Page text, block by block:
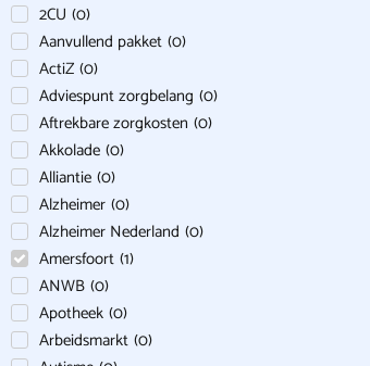
2CU (0)
Aanvullend pakket (0)
ActiZ (0)
Adviespunt zorgbelang (0)
Aftrekbare zorgkosten (0)
Akkolade (0)
Alliantie (0)
Alzheimer (0)
Alzheimer Nederland (0)
Amersfoort (1)
ANWB (0)
Apotheek (0)
Arbeidsmarkt (0)